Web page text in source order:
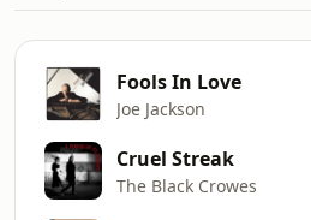
Fools In Love
Joe Jackson
Cruel Streak
The Black Crowes